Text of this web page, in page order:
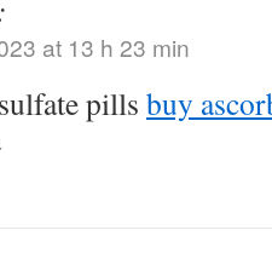
at 13 h 23 min
pills buy